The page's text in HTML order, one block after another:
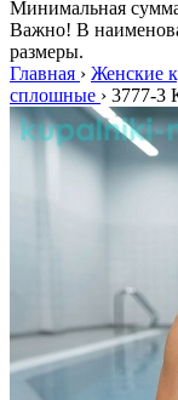
Минимальная
Важно! В
размеры.
Главная › Женские
сплошные › 3777-3